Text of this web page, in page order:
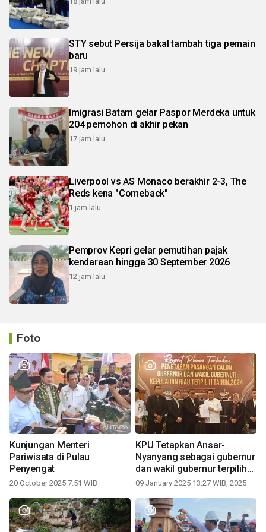
STY sebut Persija bakal tambah tiga pemain
baru
19 jam lalu
Imigrasi Batam gelar Paspor Merdeka untuk
204 pemohon di akhir pekan
17 jam lalu
Liverpool vs AS Monaco berakhir 2-3, The
Reds kena "Comeback"
1 jam lalu
Pemprov Kepri gelar pemutihan pajak
kendaraan hingga 30 September 2026
12 jam lalu
Foto
Kunjungan Menteri
Pariwisata di Pulau
Penyengat
20 October 2025 7:51 WIB
KPU Tetapkan Ansar-
Nyanyang sebagai gubernur
dan wakil gubernur terpilih
periode 2025-2030
09 January 2025 13:27 WIB, 2025